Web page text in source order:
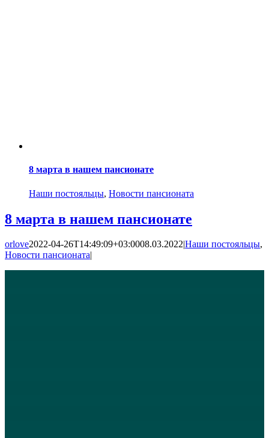
8 марта в нашем пансионате
Наши постояльцы, Новости пансионата
8 марта в нашем пансионате
orlove2022-04-26T14:49:09+03:0008.03.2022Наши постояльцы,
Новости пансионата